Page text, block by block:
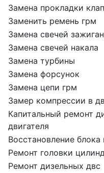
Замена прокладки
Заменить ремень грм
Замена свечей
Замена свечей накала
Замена турбины
Замена форсунок
Замена цепи грм
Замер компрессии в
Капитальный ремонт
двигателя
Восстановление
Ремонт головки
Ремонт дизельных двс